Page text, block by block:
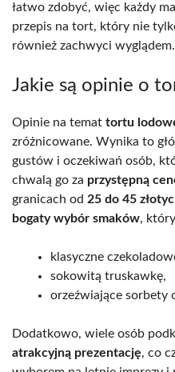
łatwo zdobyć, więc każdy
przepis na tort, który nie
również zachwyci wyglądem.
Jakie są opinie o
Opinie na temat tortu
zróżnicowane. Wynika to
gustów i oczekiwań osób,
chwalą go za przystępną
granicach od 25 do 45
bogaty wybór smaków,
klasyczne
sokowitą truskawkę,
orzeźwiające sorbety
Dodatkowo, wiele osób
atrakcyjną prezentację, co